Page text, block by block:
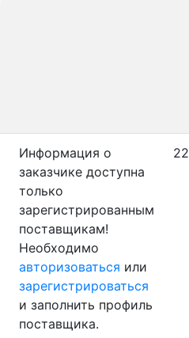
Информация о
заказчике доступна
только
зарегистрированным
поставщикам!
Необходимо
авторизоваться или
зарегистрироваться
и заполнить профиль
поставщика.